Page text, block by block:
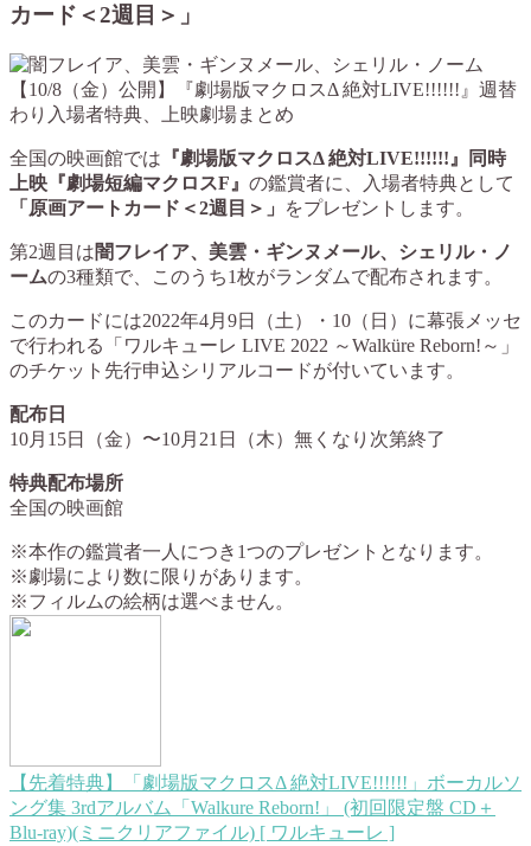
カード＜2週目＞」
全国の映画館では 『劇場版マクロスΔ 絶対LIVE!!!!!!』同時
上映『劇場短編マクロスF』 の鑑賞者に、入場者特典として
「原画アートカード＜2週目＞」
をプレゼントします。
第2週目は闇フレイア、美雲・ギンヌメール、シェリル・ノ
ームの3種類で、このうち1枚がランダムで配布されます。
このカードには2022年4月9日（土）・10（日）に幕張メッセ
で行われる「ワルキューレ LIVE 2022 ～Walküre Reborn!～」
のチケット先行申込シリアルコードが付いています。
配布日
10月15日（金）〜10月21日（木）無くなり次第終了
特典配布場所
全国の映画館
※本作の鑑賞者一人につき1つのプレゼントとなります。
※劇場により数に限りがあります。
※フィルムの絵柄は選べません。
【先着特典】「劇場版マクロスΔ 絶対LIVE!!!!!!」ボーカルソ
ング集 3rdアルバム「Walkure Reborn!」 (初回限定盤 CD＋
Blu-ray)(ミニクリアファイル) [ ワルキューレ ]